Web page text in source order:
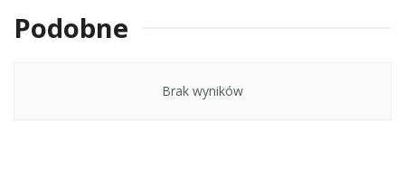
Podobne
Brak wyników